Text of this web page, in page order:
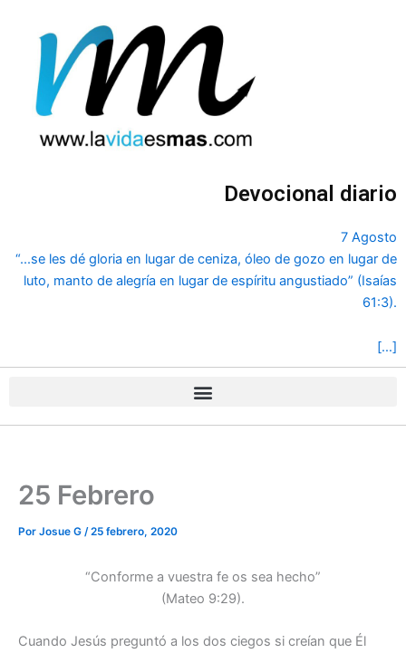
contenido
Devocional diario
7 Agosto
“...se les dé gloria en lugar de ceniza, óleo de gozo en lugar de
luto, manto de alegría en lugar de espíritu angustiado” (Isaías
61:3).
[…]
25 Febrero
Por Josue G /25 febrero, 2020
“Conforme a vuestra fe os sea hecho”
(Mateo 9:29).
Cuando Jesús preguntó a los dos ciegos si creían que Él